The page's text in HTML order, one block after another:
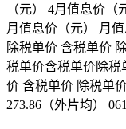
（元） 4月值息价
月值息价（元） 月
除税单价 含税单价
税单价含税单价除税
价 含税单价 除税单
273.86（外片均）